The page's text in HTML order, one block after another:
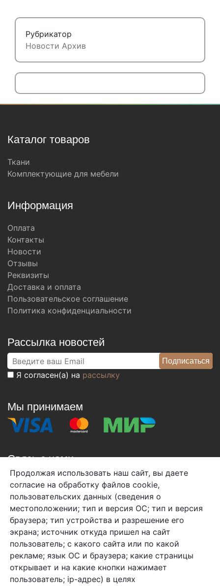
Рубрикатор
Новости Архив
Каталог товаров
Ткани
Комплектующие для мебели
Информация
Оплата
Контакты
Новости
Отзывы
Реквизиты
Доставка и оплата
Пользовательское соглашение
Политика конфиденциальности
Рассылка новостей
Я согласен(а) на рассылку
Мы принимаем
Связь с нами
+7 (495) 933-38-08
info@arben-textile.ru- оптовые продажи
Арбен текстиль г. Щелково, пер.
1-й Советский д.25, владение 2.
Продолжая использовать наш сайт, вы даете
согласие на обработку файлов cookie,
пользовательских данных (сведения о
местоположении; тип и версия ОС; тип и версия
браузера; тип устройства и разрешение его
экрана; источник откуда пришел на сайт
пользователь; с какого сайта или по какой
рекламе; язык ОС и браузера; какие страницы
открывает и на какие кнопки нажимает
пользователь; ip-адрес) в целях